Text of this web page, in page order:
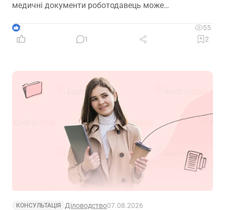
медичні документи роботодавець може
обставини – розповідаємо далі
2
55
1
2
КОНСУЛЬТАЦІЯ Діловодство07.08.2026